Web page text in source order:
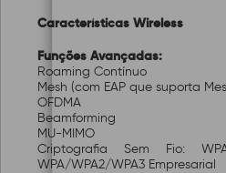
Características Wireless
Funções Avançadas:
Roaming Contínuo
Mesh (com EAP que suporta
OFDMA
Beamforming
MU-MIMO
Criptografia Sem Fio:
WPA/WPA2/WPA3 Empresarial